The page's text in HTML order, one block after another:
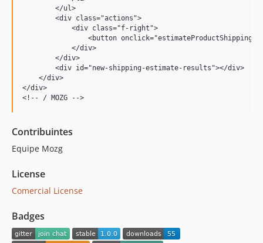
        </ul>
        <div class="actions">
            <div class="f-right">
<button
            </div>
        </div>
        <div id="new-shipping-estimate-results"></div>
    </div>
</div>
Contribuintes
Equipe Mozg
License
Comercial License
Badges